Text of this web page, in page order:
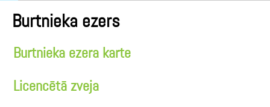
Burtnieka ezers
Burtnieka ezera karte
Licencētā zveja